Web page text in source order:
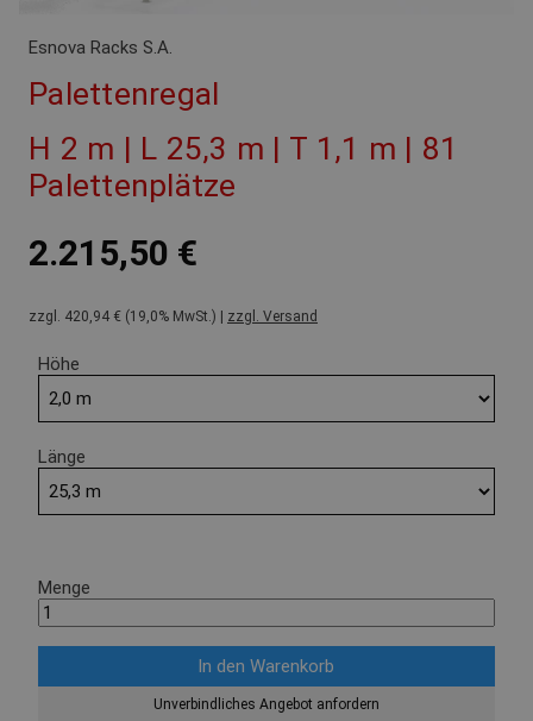
Esnova Racks S.A.
Palettenregal
H 2 m | L 25,3 m | T 1,1 m | 81
Palettenplätze
2.215,50 €
zzgl. 420,94 € (19,0% MwSt.) | zzgl. Versand
Höhe
Länge
Menge
Unverbindliches Angebot anfordern